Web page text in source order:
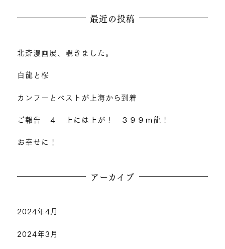
最近の投稿
北斎漫画展、覗きました。
白龍と桜
カンフーとベストが上海から到着
ご報告 ４ 上には上が！ ３９９ｍ龍！
お幸せに！
アーカイブ
2024年4月
2024年3月